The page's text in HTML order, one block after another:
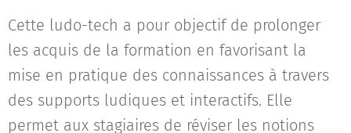
Cette ludo-tech a pour objectif de prolonger
les acquis de la formation en favorisant la
mise en pratique des connaissances à travers
des supports ludiques et interactifs. Elle
permet aux stagiaires de réviser les notions